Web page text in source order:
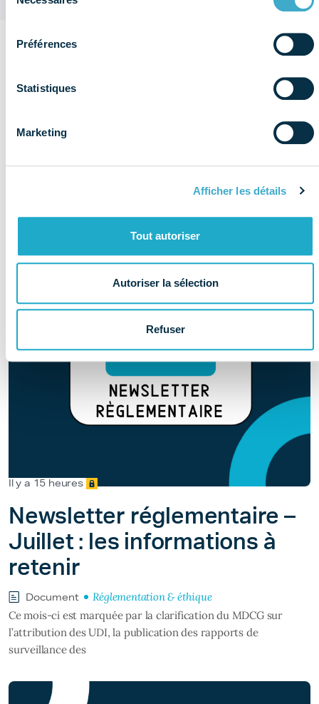
Préférences
Statistiques
Marketing
Afficher les détails
Tout autoriser
Autoriser la sélection
Refuser
même
Social
Il y a 15 heures
Newsletter réglementaire –
Juillet : les informations à
retenir
Document
Réglementation & éthique
Ce mois-ci est marquée par la clarification du MDCG sur
l’attribution des UDI, la publication des rapports de
surveillance des